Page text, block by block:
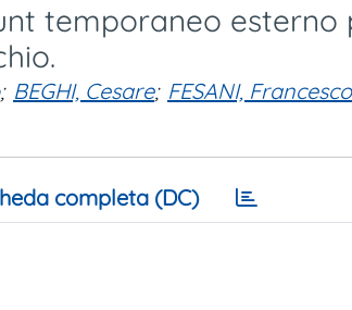
temporaneo esterno
; BEGHI, Cesare; FESANI, Francesco
completa (DC)